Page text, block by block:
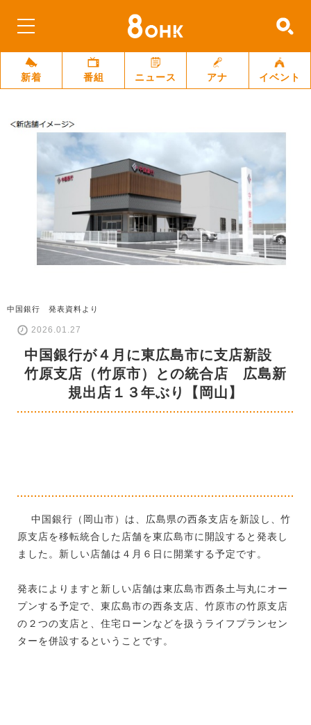
新着 番組 ニュース アナ イベント
中国銀行 発表資料より
2026.01.27
中国銀行が４月に東広島市に支店新設
竹原支店（竹原市）との統合店 広島新
規出店１３年ぶり【岡山】
中国銀行（岡山市）は、広島県の西条支店を新設し、竹
原支店を移転統合した店舗を東広島市に開設すると発表し
ました。新しい店舗は４月６日に開業する予定です。
発表によりますと新しい店舗は東広島市西条土与丸にオー
プンする予定で、東広島市の西条支店、竹原市の竹原支店
の２つの支店と、住宅ローンなどを扱うライフプランセン
ターを併設するということです。